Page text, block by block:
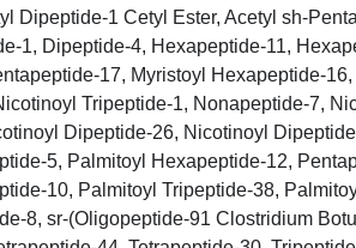
Dipeptide-1 Cetyl Ester, Acetyl sh-
1, Dipeptide-4, Hexapeptide-11,
17, Myristoyl Hexapeptide-16,
Tripeptide-1, Nonapeptide-7,
Dipeptide-26, Nicotinoyl
5, Palmitoyl Hexapeptide-12,
10, Palmitoyl Tripeptide-38,
8, sr-(Oligopeptide-91 Clostridium